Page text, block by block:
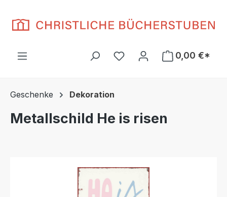
Du hast 0 Produkte auf
0,00 €*
Geschenke Dekoration
Metallschild He is risen